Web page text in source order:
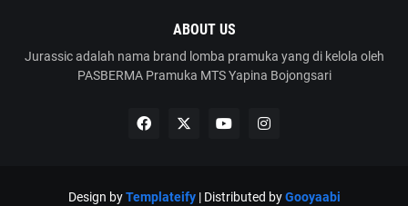
ABOUT US
Jurassic adalah nama brand lomba pramuka yang di kelola oleh
PASBERMA Pramuka MTS Yapina Bojongsari
Design byTemplateify| Distributed byGooyaabi